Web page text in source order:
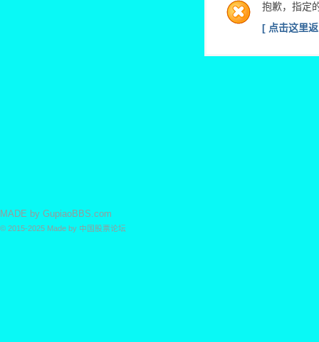
抱歉，指定
[ 点击这里
MADE by GupiaoBBS.com
© 2015-2025 Made by 中国股票论坛